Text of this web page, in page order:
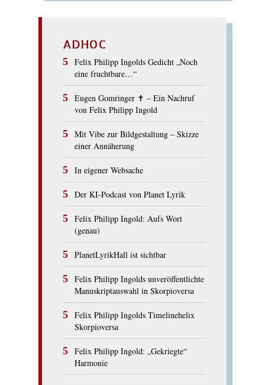
ADHOC
Felix Philipp Ingolds Gedicht „Noch
eine fruchtbare…“
Eugen Gomringer ✝︎ – Ein Nachruf
von Felix Philipp Ingold
Mit Vibe zur Bildgestaltung – Skizze
einer Annäherung
In eigener Websache
Der KI-Podcast von Planet Lyrik
Felix Philipp Ingold: Aufs Wort
(genau)
PlanetLyrikHall ist sichtbar
Felix Philipp Ingolds unveröffentlichte
Manuskriptauswahl in Skorpioversa
Felix Philipp Ingolds Timelinehelix
Skorpioversa
Felix Philipp Ingold: „Gekriegte“
Harmonie